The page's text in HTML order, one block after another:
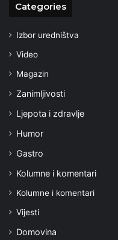
Categories
Izbor uredništva
Video
Magazin
Zanimljivosti
Ljepota i zdravlje
Humor
Gastro
Kolumne i komentari
Kolumne i komentari
Vijesti
Domovina